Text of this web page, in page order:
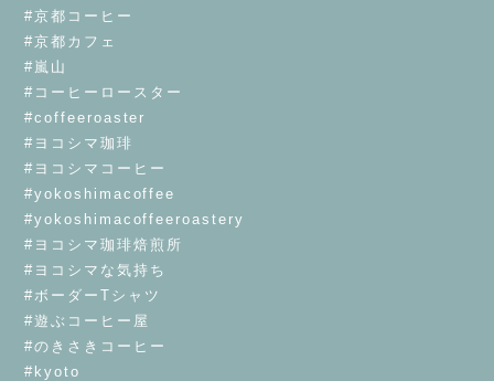
#京都コーヒー
#京都カフェ
#嵐山
#コーヒーロースター
#coffeeroaster
#ヨコシマ珈琲
#ヨコシマコーヒー
#yokoshimacoffee
#yokoshimacoffeeroastery
#ヨコシマ珈琲焙煎所
#ヨコシマな気持ち
#ボーダーTシャツ
#遊ぶコーヒー屋
#のきさきコーヒー
#kyoto